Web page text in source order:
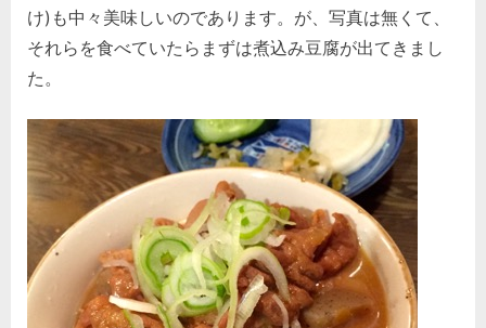
け)も中々美味しいのであります。が、写真は無くて、
それらを食べていたらまずは煮込み豆腐が出てきまし
た。